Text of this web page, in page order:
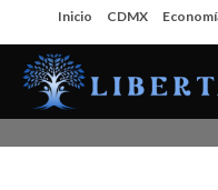
al
contenido
Inicio CDMX